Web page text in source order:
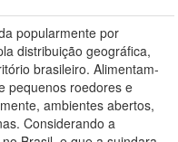
popularmente por
distribuição geográfica,
brasileiro. Alimentam-
pequenos roedores e
ambientes abertos,
Considerando a